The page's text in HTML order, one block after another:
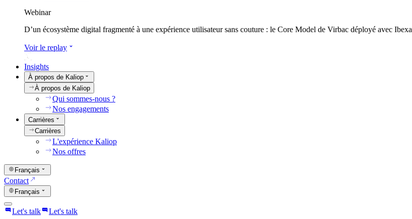
Webinar
D’un écosystème digital fragmenté à une expérience utilisateur sans couture : le Core Model de Virbac déployé avec Ibexa
Voir le replay
Insights
À propos de Kaliop
À propos de Kaliop
Qui sommes-nous ?
Nos engagements
Carrières
Carrières
L'expérience Kaliop
Nos offres
Français
Contact
Français
Let's talk Let's talk